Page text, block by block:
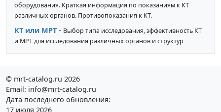
оборудования. Краткая информация по показаниям к КТ
различных органов. Противопоказания к КТ.
КТ или МРТ - Выбор типа исследования, эффективность КТ
и МРТ для исследования различных органов и структур
© mrt-catalog.ru 2026
Email: info@mrt-catalog.ru
Дата последнего обновления:
17 июля 2026